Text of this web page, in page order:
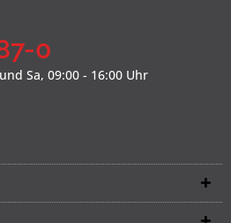
0
Sa, 09:00 - 16:00 Uhr